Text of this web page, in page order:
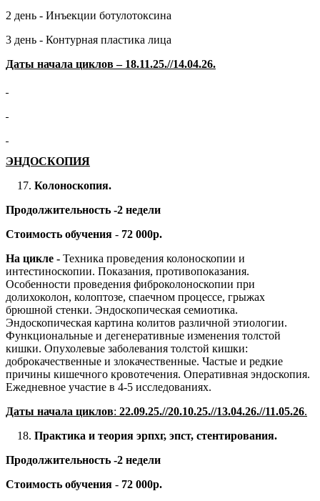
2 день - Инъекции ботулотоксина
3 день - Контурная пластика лица
Даты начала циклов – 18.11.25.//14.04.26.
ЭНДОСКОПИЯ
Колоноскопия.
Продолжительность -2 недели
Стоимость обучения - 72 000р.
На цикле - Техника проведения колоноскопии и
интестиноскопии. Показания, противопоказания.
Особенности проведения фиброколоноскопии при
долихоколон, колоптозе, спаечном процессе, грыжах
брюшной стенки. Эндоскопическая семиотика.
Эндоскопическая картина колитов различной этиологии.
Функциональные и дегенеративные изменения толстой
кишки. Опухолевые заболевания толстой кишки:
доброкачественные и злокачественные. Частые и редкие
причины кишечного кровотечения. Оперативная эндоскопия.
Ежедневное участие в 4-5 исследованиях.
Даты начала циклов: 22.09.25.//20.10.25.//13.04.26.//11.05.26.
Практика и теория эрпхг, эпст, стентирования.
Продолжительность -2 недели
Стоимость обучения - 72 000р.